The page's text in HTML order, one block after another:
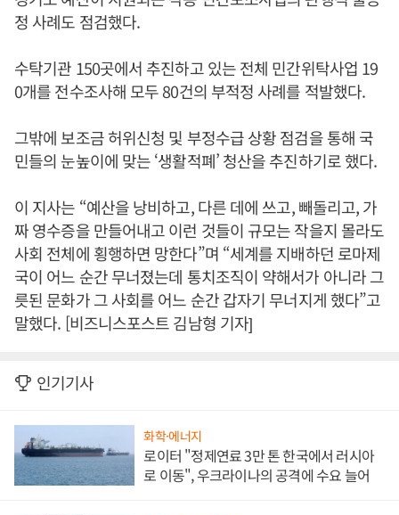
정 사례도 점검했다.
수탁기관 150곳에서 추진하고 있는 전체 민간위탁사업 19
0개를 전수조사해 모두 80건의 부적정 사례를 적발했다.
그밖에 보조금 허위신청 및 부정수급 상황 점검을 통해 국
민들의 눈높이에 맞는 ‘생활적폐’ 청산을 추진하기로 했다.
이 지사는 “예산을 낭비하고, 다른 데에 쓰고, 빼돌리고, 가
짜 영수증을 만들어내고 이런 것들이 규모는 작을지 몰라도
사회 전체에 횡행하면 망한다”며 “세계를 지배하던 로마제
국이 어느 순간 무너졌는데 통치조직이 약해서가 아니라 그
릇된 문화가 그 사회를 어느 순간 갑자기 무너지게 했다”고
말했다. [비즈니스포스트 김남형 기자]
인기기사
화학·에너지
로이터 "정제연료 3만 톤 한국에서 러시아
로 이동", 우크라이나의 공격에 수요 늘어